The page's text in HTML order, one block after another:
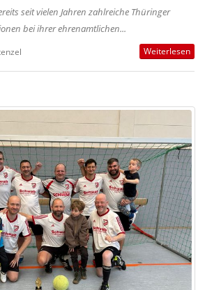
seit vielen Jahren zahlreiche Thüringer
bei ihrer ehrenamtlichen...
Weiterlesen